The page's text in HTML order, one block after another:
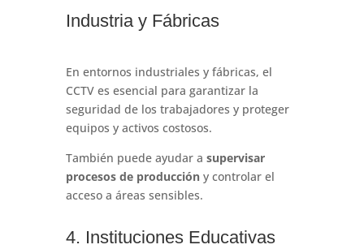
Industria y Fábricas
En entornos industriales y fábricas, el
CCTV es esencial para garantizar la
seguridad de los trabajadores y proteger
equipos y activos costosos.
También puede ayudar a supervisar
procesos de produccióny controlar el
acceso a áreas sensibles.
4. Instituciones Educativas